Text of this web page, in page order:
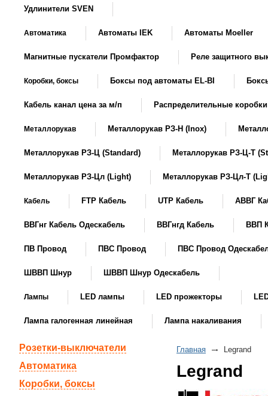
Удлинители SVEN
Автоматика Автоматы IEK Автоматы Moeller
Магнитные пускатели Промфактор Реле защитного
Коробки, боксы Боксы под автоматы EL-BI
Кабель канал цена за м/п Распределительные коробки
Металлорукав Металлорукав РЗ-Н (Inox)
Металлорукав РЗ-Ц (Standard) Металлорукав РЗ-Ц-Т
Металлорукав РЗ-Цл (Light) Металлорукав РЗ-Цл-Т
Кабель FTP Кабель UTP Кабель АВВГ
ВВГнг Кабель Одескабель ВВГнгд Кабель ВВП
ПВ Провод ПВС Провод ПВС Провод
ШВВП Шнур ШВВП Шнур Одескабель
Лампы LED лампы LED прожекторы
Лампа галогенная линейная Лампа накаливания
Главная Legrand
Legrand
Розетки-выключатели
Автоматика
Коробки, боксы